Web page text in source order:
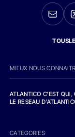
MIEUX NOUS
ATLANTICO C'EST QUI,
LE RESEAU
CATEGORIES